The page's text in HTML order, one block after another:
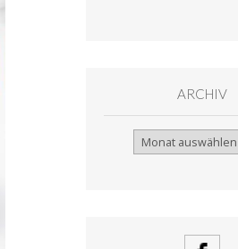
ARCHIV
Archiv